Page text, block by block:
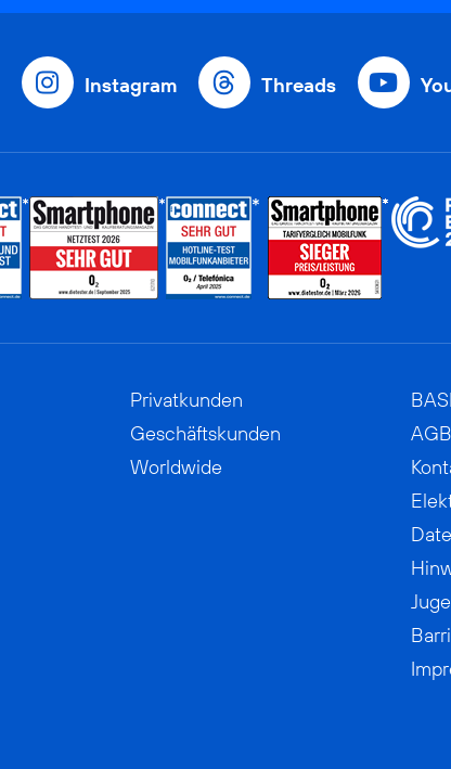
Instagram Threads
Privatkunden
Geschäftskunden
Worldwide
AGB